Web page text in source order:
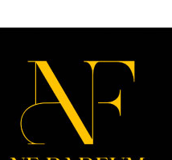
Ukraynaya qaz tədarük
hazırdır – Ceyhun Bayramov
- 14:45